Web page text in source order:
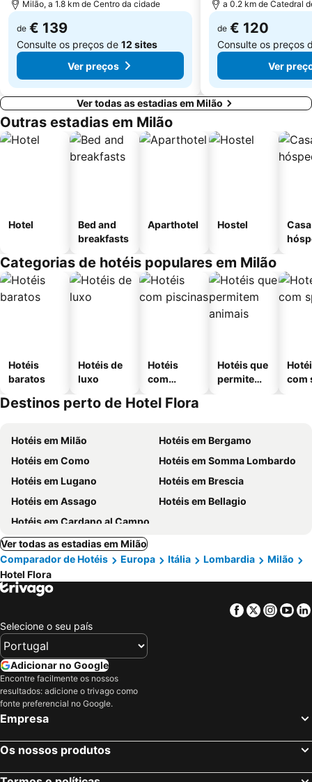
Duomo Metro Station
Lambrate
Milão, a 1.8 km de Centro da cidade
de € 139
Consulte os preços de 12 sites
Ver preços
a 0.2 km de Catedral
de € 120
Consulte os preços
Ver
Ver todas as estadias em Milão
Outras estadias em Milão
Hotel
Bed and
breakfasts
Aparthotel Hostel
Categorias de hotéis populares em Milão
Hotéis
baratos
Hotéis de
luxo
Hotéis
com
Hotéis que
permitem
com
Destinos perto de Hotel Flora
Hotéis em Milão
Hotéis em Bergamo
Hotéis em Como
Hotéis em Somma Lombardo
Hotéis em Lugano
Hotéis em Brescia
Hotéis em Assago
Hotéis em Bellagio
Hotéis em Cardano al Campo
Ver todas as estadias em Milão
Comparador de Hotéis
Europa Itália Lombardia
Milão
Hotel Flora
Facebook
Twitter
Selecione o seu país
Adicionar no Google
Encontre facilmente os nossos
resultados: adicione o trivago como
fonte preferencial no Google.
Empresa
Os nossos produtos